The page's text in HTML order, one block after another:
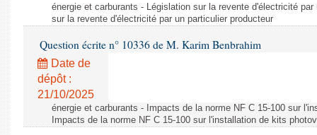
énergie et carburants - Législation sur la revente d'électricité
sur la revente d'électricité par un particulier producteur
Question écrite n° 10336 de M. Karim Benbrahim
Date de
dépôt :
21/10/2025
énergie et carburants - Impacts de la norme NF C 15-100 sur
Impacts de la norme NF C 15-100 sur l'installation de kits